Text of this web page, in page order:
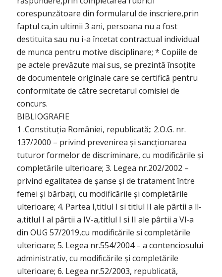
corespunzătoare din formularul de inscriere,prin
faptul ca,in ultimii 3 ani, persoana nu a fost
destituita sau nu i-a încetat contractual individual
de munca pentru motive disciplinare; * Copiile de
pe actele prevăzute mai sus, se prezintă însoțite
de documentele originale care se certifică pentru
conformitate de către secretarul comisiei de
concurs.
BIBLIOGRAFIE
1 .Constituția României, republicată;: 2.O.G. nr.
137/2000 – privind prevenirea și sancționarea
tuturor formelor de discriminare, cu modificările și
completările ulterioare; 3. Legea nr.202/2002 –
privind egalitatea de șanse și de tratament între
femei și bărbați, cu modificările și completările
ulterioare; 4. Partea I,titlul I si titlul II ale pârtii a ll-
a,titlul I al pârtii a IV-a,titlul I si II ale pârtii a Vl-a
din OUG 57/2019,cu modificările si completările
ulterioare; 5. Legea nr.554/2004 – a contenciosului
administrativ, cu modificările și completările
ulterioare; 6. Legea nr.52/2003, republicată,